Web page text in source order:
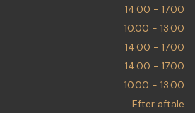
14.00 - 17.00
10.00 - 13.00
14.00 - 17.00
14.00 - 17.00
10.00 - 13.00
Efter aftale